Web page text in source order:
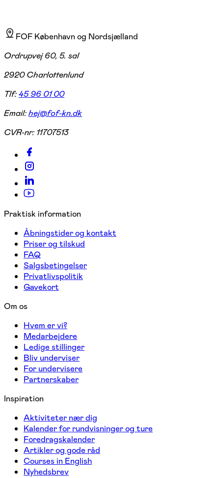
FOF København og Nordsjælland
Ordrupvej 60, 5. sal
2920 Charlottenlund
Tlf:45 96 01 00
Email:hej@fof-kn.dk
CVR-nr: 11707513
Praktisk information
Åbningstider og kontakt
Priser og tilskud
FAQ
Salgsbetingelser
Privatlivspolitik
Gavekort
Om os
Hvem er vi?
Medarbejdere
Ledige stillinger
Bliv underviser
For undervisere
Partnerskaber
Inspiration
Aktiviteter nær dig
Kalender for rundvisninger og ture
Foredragskalender
Artikler og gode råd
Courses in English
Nyhedsbrev